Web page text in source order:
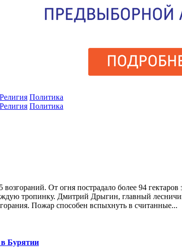
Религия Политика
Религия Политика
От огня пострадало более 94
тропинку. Дмитрий Дрыгин, главный
Пожар способен вспыхнуть в считанные...
в Бурятии